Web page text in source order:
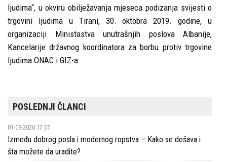
ljudima“, u okviru obilježavanja mjeseca podizanja svijesti o
trgovini ljudima u Tirani, 30. oktobra 2019. godine, u
organizaciji Ministastva unutrašnjih poslova Albanije,
Kancelarije državnog koordinatora za borbu protiv trgovine
ljudima ONAC i GIZ-a.
POSLEDNJI ČLANCI
01-09-2020 17:57
Između dobrog posla i modernog ropstva – Kako se dešava i
šta možete da uradite?